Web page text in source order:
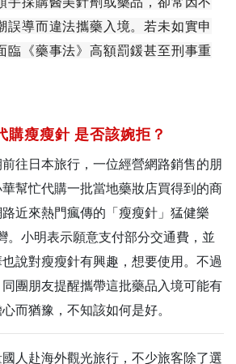
誤導而違法攜藥入境。若未如實申
臨《藥事法》高額罰鍰甚至刑事重
購瘦瘦針 是否該婉拒？
往日本旅行，一位經營網路銷售的朋
幫忙代購一批當地藥妝店買得到的商
近來熱門瘋傳的「瘦瘦針」猛健樂
。小明表示願意支付部分交通費，並
說對瘦瘦針有興趣，想要使用。不過
團朋友提醒攜帶這批藥品入境可能有
而猶豫，不知該如何是好。
人赴海外觀光旅行，不少旅客除了選